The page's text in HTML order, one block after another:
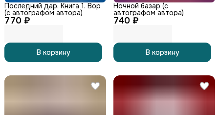
770 ₽
Последний дар. Книга 1. Вор
(с автографом автора)
В корзину
740 ₽
Ночной базар (с
автографом автора)
В корзину